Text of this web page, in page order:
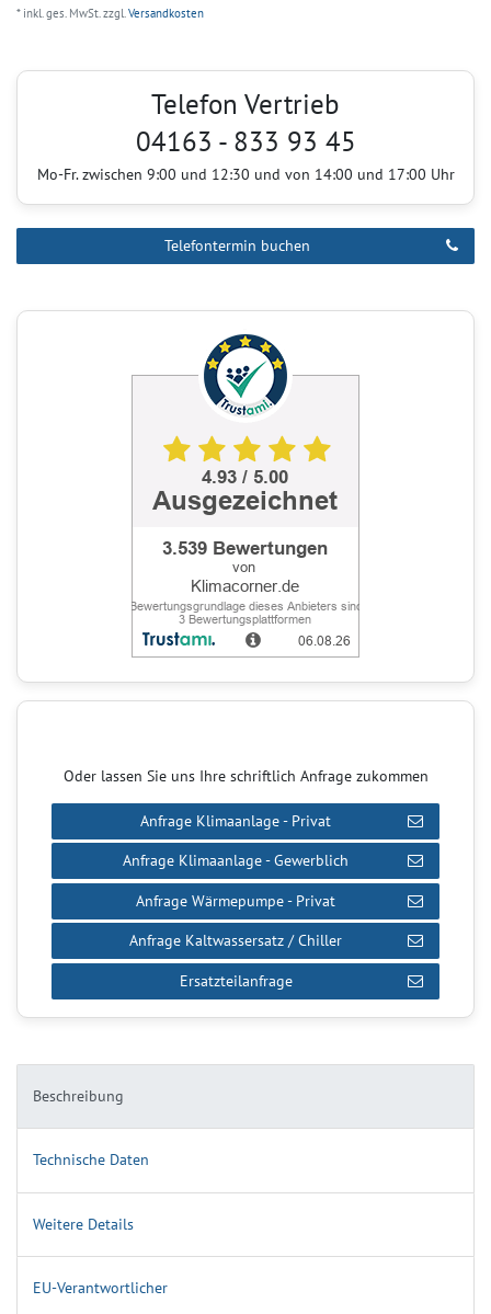
* inkl. ges. MwSt. zzgl.Versandkosten
Beschreibung
Technische Daten
Weitere Details
EU-Verantwortlicher
Telefon Vertrieb
04163 - 833 93 45
Mo-Fr. zwischen 9:00 und 12:30 und von 14:00 und 17:00 Uhr
Telefontermin buchen
Oder lassen Sie uns Ihre schriftlich Anfrage zukommen
Anfrage Klimaanlage - Privat
Anfrage Klimaanlage - Gewerblich
Anfrage Wärmepumpe - Privat
Anfrage Kaltwassersatz / Chiller
Ersatzteilanfrage